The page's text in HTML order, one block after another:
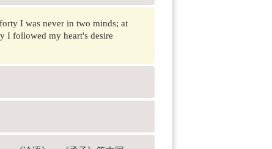
I was never in two minds; at
I followed my heart's desire